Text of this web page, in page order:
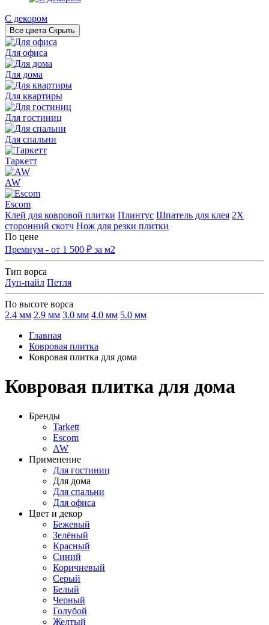
С декором
Все цвета Скрыть
Для офиса
Для дома
Для квартиры
Для гостиниц
Для спальни
Таркетт
AW
Escom
Клей для ковровой плитки Плинтус Шпатель для клея 2Х
сторонний скотч Нож для резки плитки
По цене
Премиум - от 1 500 ₽ за м2
Тип ворса
Луп-пайл Петля
По высоте ворса
2.4 мм 2.9 мм 3.0 мм 4.0 мм 5.0 мм
Главная
Ковровая плитка
Ковровая плитка для дома
Ковровая плитка для дома
Бренды
Tarkett
Escom
AW
Применение
Для гостиниц
Для дома
Для спальни
Для офиса
Цвет и декор
Бежевый
Зелёный
Красный
Синий
Коричневый
Серый
Белый
Черный
Голубой
Желтый